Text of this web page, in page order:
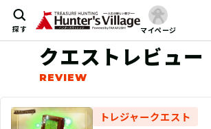
探す マイページ
クエストレビュー
トレジャークエスト